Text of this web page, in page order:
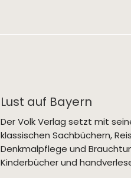
Lust auf Bayern
Der Volk Verlag setzt mit
klassischen Sachbüchern,
Denkmalpflege und
Kinderbücher und